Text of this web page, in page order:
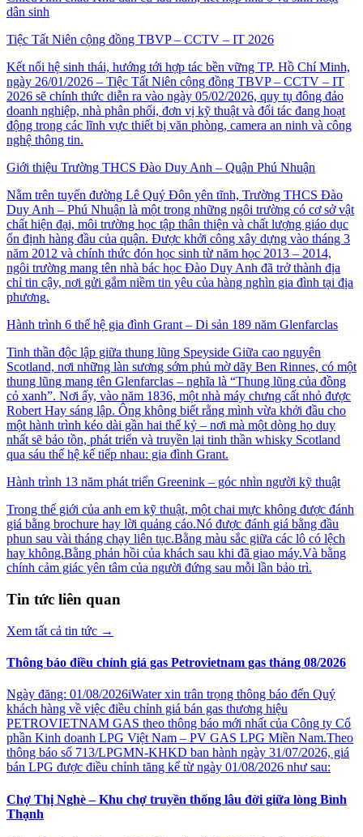
dân sinh
Tiệc Tất Niên cộng đồng TBVP – CCTV – IT 2026
Kết nối hệ sinh thái, hướng tới hợp tác bền vững TP. Hồ Chí Minh,
ngày 26/01/2026 – Tiệc Tất Niên cộng đồng TBVP – CCTV – IT
2026 sẽ chính thức diễn ra vào ngày 05/02/2026, quy tụ đông đảo
doanh nghiệp, nhà phân phối, đơn vị kỹ thuật và đối tác đang hoạt
động trong các lĩnh vực thiết bị văn phòng, camera an ninh và công
nghệ thông tin.
Giới thiệu Trường THCS Đào Duy Anh – Quận Phú Nhuận
Nằm trên tuyến đường Lê Quý Đôn yên tĩnh, Trường THCS Đào
Duy Anh – Phú Nhuận là một trong những ngôi trường có cơ sở vật
chất hiện đại, môi trường học tập thân thiện và chất lượng giáo dục
ổn định hàng đầu của quận. Được khởi công xây dựng vào tháng 3
năm 2012 và chính thức đón học sinh từ năm học 2013 – 2014,
ngôi trường mang tên nhà bác học Đào Duy Anh đã trở thành địa
chỉ tin cậy, nơi gửi gắm niềm tin yêu của hàng nghìn gia đình tại địa
phương.
Hành trình 6 thế hệ gia đình Grant – Di sản 189 năm Glenfarclas
Tinh thần độc lập giữa thung lũng Speyside Giữa cao nguyên
Scotland, nơi những làn sương sớm phủ mờ dãy Ben Rinnes, có một
thung lũng mang tên Glenfarclas – nghĩa là “Thung lũng của đồng
cỏ xanh”. Nơi ấy, vào năm 1836, một nhà máy chưng cất nhỏ được
Robert Hay sáng lập. Ông không biết rằng mình vừa khởi đầu cho
một hành trình kéo dài gần hai thế kỷ – nơi mà một dòng họ duy
nhất sẽ bảo tồn, phát triển và truyền lại tinh thần whisky Scotland
qua sáu thế hệ kế tiếp nhau: gia đình Grant.
Hành trình 13 năm phát triển Greenink – góc nhìn người kỹ thuật
Trong thế giới của anh em kỹ thuật, một chai mực không được đánh
giá bằng brochure hay lời quảng cáo.Nó được đánh giá bằng đầu
phun sau vài tháng chạy liên tục.Bằng màu sắc giữa các lô có lệch
hay không.Bằng phản hồi của khách sau khi đã giao máy.Và bằng
chính cảm giác yên tâm của người đứng sau mỗi lần bảo trì.
Tin tức liên quan
Xem tất cả tin tức →
Thông báo điều chỉnh giá gas Petrovietnam gas tháng 08/2026
Ngày đăng: 01/08/2026iWater xin trân trọng thông báo đến Quý
khách hàng về việc điều chỉnh giá bán gas thương hiệu
PETROVIETNAM GAS theo thông báo mới nhất của Công ty Cổ
phần Kinh doanh LPG Việt Nam – PV GAS LPG Miền Nam.Theo
thông báo số 713/LPGMN-KHKD ban hành ngày 31/07/2026, giá
bán LPG được điều chỉnh tăng kể từ ngày 01/08/2026 như sau:
Chợ Thị Nghè – Khu chợ truyền thống lâu đời giữa lòng Bình
Thạnh